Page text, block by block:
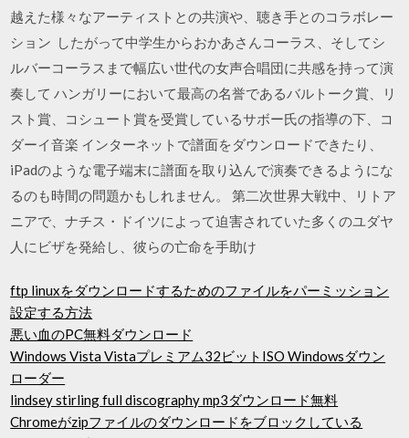
越えた様々なアーティストとの共演や、聴き手とのコラボレー
ション したがって中学生からおかあさんコーラス、そしてシ
ルバーコーラスまで幅広い世代の女声合唱団に共感を持って演
奏して ハンガリーにおいて最高の名誉であるバルトーク賞、リ
スト賞、コシュート賞を受賞しているサボー氏の指導の下、コ
ダーイ音楽 インターネットで譜面をダウンロードできたり、
iPadのような電子端末に譜面を取り込んで演奏できるようにな
るのも時間の問題かもしれません。 第二次世界大戦中、リトア
ニアで、ナチス・ドイツによって迫害されていた多くのユダヤ
人にビザを発給し、彼らの亡命を手助け
ftp linuxをダウンロードするためのファイルをパーミッション
設定する方法
悪い血のPC無料ダウンロード
Windows Vista Vistaプレミアム32ビットISO Windowsダウン
ローダー
lindsey stirling full discography mp3ダウンロード無料
Chromeがzipファイルのダウンロードをブロックしている